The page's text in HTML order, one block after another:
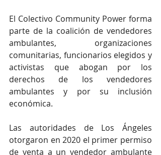
El Colectivo Community Power forma
parte de la coalición de vendedores
ambulantes, organizaciones
comunitarias, funcionarios elegidos y
activistas que abogan por los
derechos de los vendedores
ambulantes y por su inclusión
económica.
Las autoridades de Los Ángeles
otorgaron en 2020 el primer permiso
de venta a un vendedor ambulante